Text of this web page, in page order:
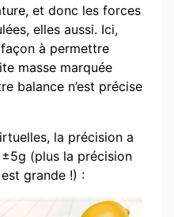
et donc les forces
elles aussi. Ici,
à permettre
masse marquée
balance n’est précise
la précision a
(plus la précision
grande !) :